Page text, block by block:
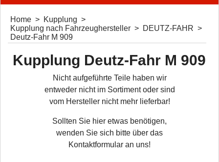
Home > Kupplung >
Kupplung nach Fahrzeughersteller > DEUTZ-FAHR >
Deutz-Fahr M 909
Kupplung Deutz-Fahr M 909
Nicht aufgeführte Teile haben wir
entweder nicht im Sortiment oder sind
vom Hersteller nicht mehr lieferbar!
Sollten Sie hier etwas benötigen,
wenden Sie sich bitte über das
Kontaktformular an uns!